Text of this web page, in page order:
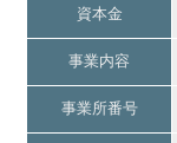
資本金
事業内容
事業所番号